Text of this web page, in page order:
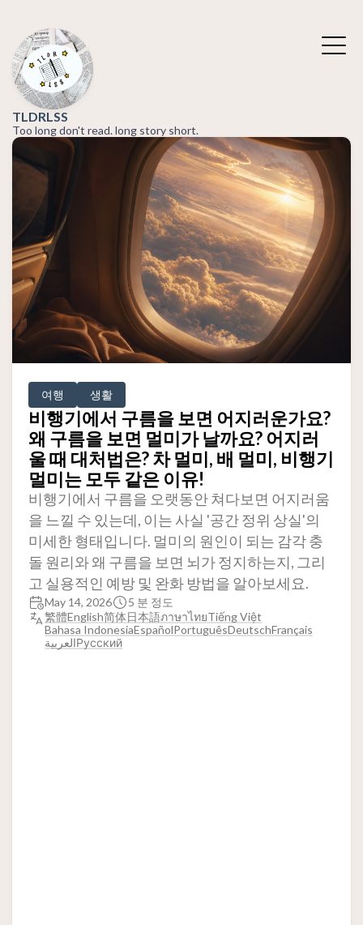
TLDRLSS
Too long don't read. long story short.
여행 생활
비행기에서 구름을 보면 어지러운가요?
왜 구름을 보면 멀미가 날까요? 어지러
울 때 대처법은? 차 멀미, 배 멀미, 비행기
멀미는 모두 같은 이유!
비행기에서 구름을 오랫동안 쳐다보면 어지러움
을 느낄 수 있는데, 이는 사실 '공간 정위 상실'의
미세한 형태입니다. 멀미의 원인이 되는 감각 충
돌 원리와 왜 구름을 보면 뇌가 정지하는지, 그리
고 실용적인 예방 및 완화 방법을 알아보세요.
May 14, 2026
5 분 정도
繁體English简体日本語ภาษาไทยTiếng Việt
Bahasa IndonesiaEspañolPortuguêsDeutschFrançais
العربيةРусский